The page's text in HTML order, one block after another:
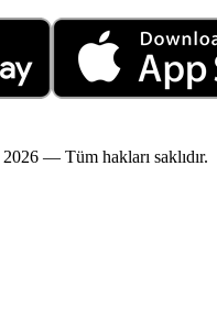
2026 — Tüm hakları saklıdır.